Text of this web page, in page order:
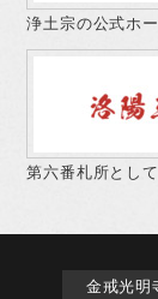
浄土宗の公式ホ
第六番札所とし
金戒光明